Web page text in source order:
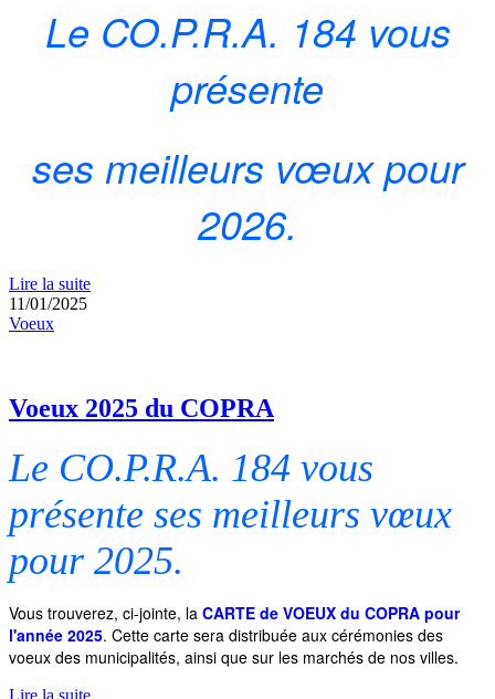
Le CO.P.R.A. 184 vous
présente
ses meilleurs vœux pour
2026.
Lire la suite
11/01/2025
Voeux
Voeux 2025 du COPRA
Le CO.P.R.A. 184 vous
présente ses meilleurs vœux
pour 2025.
Vous trouverez, ci-jointe, la CARTE de VOEUX du COPRA pour
l'année 2025. Cette carte sera distribuée aux cérémonies des
voeux des municipalités, ainsi que sur les marchés de nos villes.